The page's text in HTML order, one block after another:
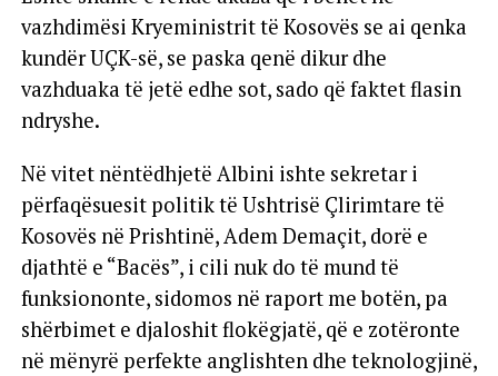
vazhdimësi Kryeministrit të Kosovës se ai qenka
kundër UÇK-së, se paska qenë dikur dhe
vazhduaka të jetë edhe sot, sado që faktet flasin
ndryshe.
Në vitet nëntëdhjetë Albini ishte sekretar i
përfaqësuesit politik të Ushtrisë Çlirimtare të
Kosovës në Prishtinë, Adem Demaçit, dorë e
djathtë e “Bacës”, i cili nuk do të mund të
funksiononte, sidomos në raport me botën, pa
shërbimet e djaloshit flokëgjatë, që e zotëronte
në mënyrë perfekte anglishten dhe teknologjinë,